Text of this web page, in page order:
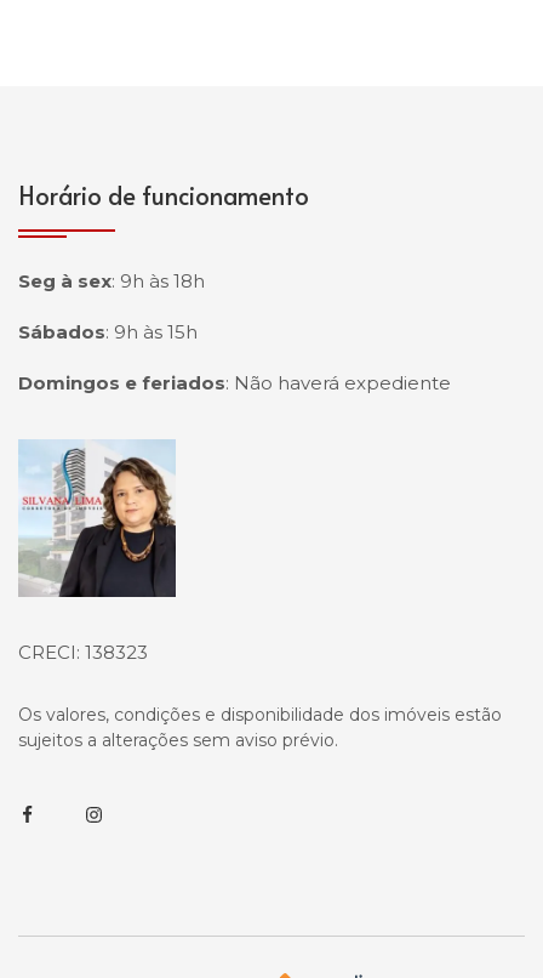
Horário de funcionamento
Seg à sex: 9h às 18h
Sábados: 9h às 15h
Domingos e feriados: Não haverá expediente
Página inicial
CRECI: 138323
Os valores, condições e disponibilidade dos imóveis estão
sujeitos a alterações sem aviso prévio.
FacebookInstagram